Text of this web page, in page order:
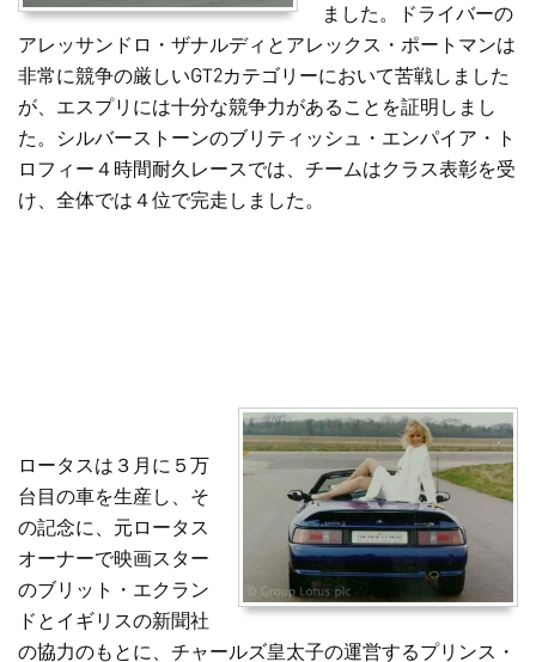
ました。ドライバーの
アレッサンドロ・ザナルディとアレックス・ポートマンは
非常に競争の厳しいGT2カテゴリーにおいて苦戦しました
が、エスプリには十分な競争力があることを証明しまし
た。シルバーストーンのブリティッシュ・エンパイア・ト
ロフィー４時間耐久レースでは、チームはクラス表彰を受
け、全体では４位で完走しました。
ロータスは３月に５万
台目の車を生産し、そ
の記念に、元ロータス
オーナーで映画スター
のブリット・エクラン
ドとイギリスの新聞社
の協力のもとに、チャールズ皇太子の運営するプリンス・